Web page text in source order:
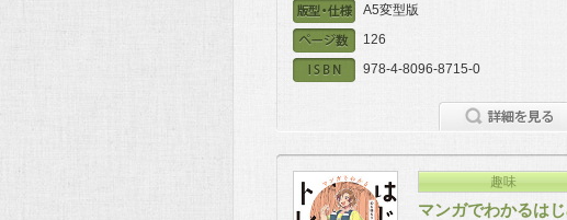
A5変型版
126
978-4-8096-8715-0
趣味
マンガでわかるは